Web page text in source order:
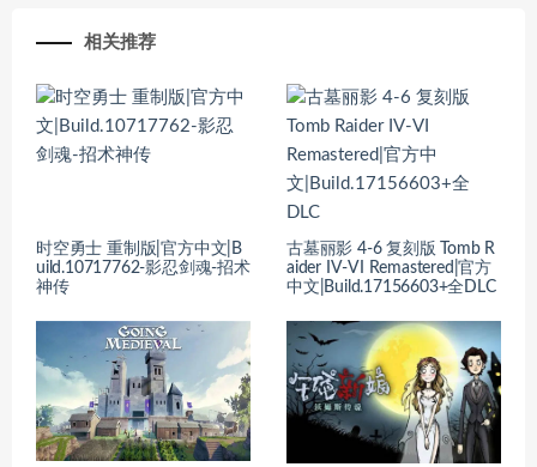
相关推荐
时空勇士 重制版|官方中文|B
uild.10717762-影忍剑魂-招术
神传
古墓丽影 4-6 复刻版 Tomb R
aider IV-VI Remastered|官方
中文|Build.17156603+全DLC